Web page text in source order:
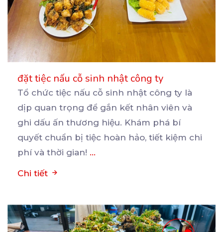
đặt tiệc nấu cỗ sinh nhật công ty
Tổ chức tiệc nấu cỗ sinh nhật công ty là
dịp quan trọng để gắn kết nhân viên và
ghi dấu ấn thương hiệu. Khám phá bí
quyết chuẩn bị tiệc hoàn hảo, tiết kiệm chi
phí và thời gian! ...
Chi tiết